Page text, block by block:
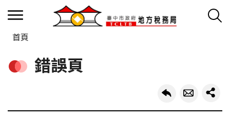
首頁
錯誤頁